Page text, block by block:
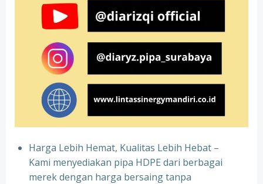
Harga Lebih Hemat, Kualitas Lebih Hebat –
Kami menyediakan pipa HDPE dari berbagai
merek dengan harga bersaing tanpa